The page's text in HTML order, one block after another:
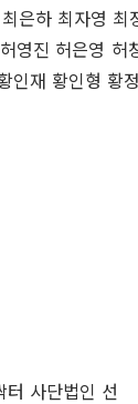
은하 최자영 최
영진 허은영 허
인재 황인형 황
터 사단법인 선